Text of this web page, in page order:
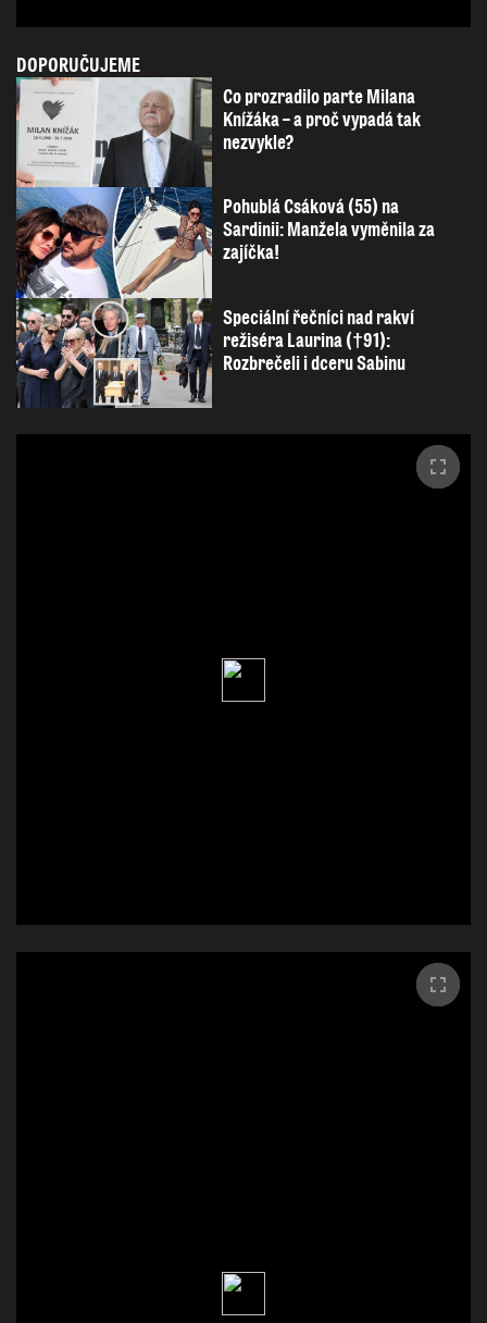
DOPORUČUJEME
Co prozradilo parte Milana
Knížáka – a proč vypadá tak
nezvykle?
Pohublá Csáková (55) na
Sardinii: Manžela vyměnila za
zajíčka!
Speciální řečníci nad rakví
režiséra Laurina (†91):
Rozbrečeli i dceru Sabinu